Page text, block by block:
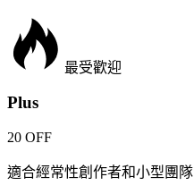
最受歡迎
Plus
20 OFF
適合經常性創作者和小型團隊